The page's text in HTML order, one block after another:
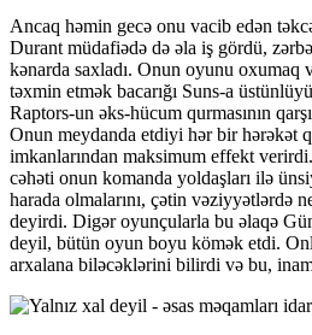
Ancaq həmin gecə onu vacib edən
Durant müdafiədə də əla iş gördü,
kənarda saxladı. Onun oyunu oxumaq
təxmin etmək bacarığı Suns-a
Raptors-un əks-hücum qurmasının
Onun meydanda etdiyi hər bir hərəkət
imkanlarından maksimum effekt
cəhəti onun komanda yoldaşları ilə
harada olmalarını, çətin vəziyyətlərdə
deyirdi. Digər oyunçularla bu əlaqə
deyil, bütün oyun boyu kömək etdi.
arxalana biləcəklərini bilirdi və bu,